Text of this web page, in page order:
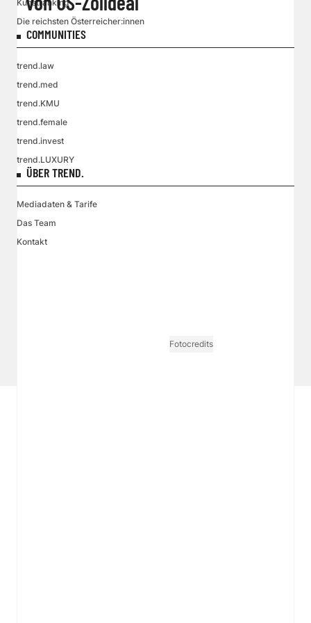
Kunstranking
Die reichsten Österreicher:innen
COMMUNITIES
trend.law
trend.med
trend.KMU
trend.female
trend.invest
trend.LUXURY
ÜBER TREND.
Mediadaten & Tarife
Das Team
Kontakt
Fotocredits